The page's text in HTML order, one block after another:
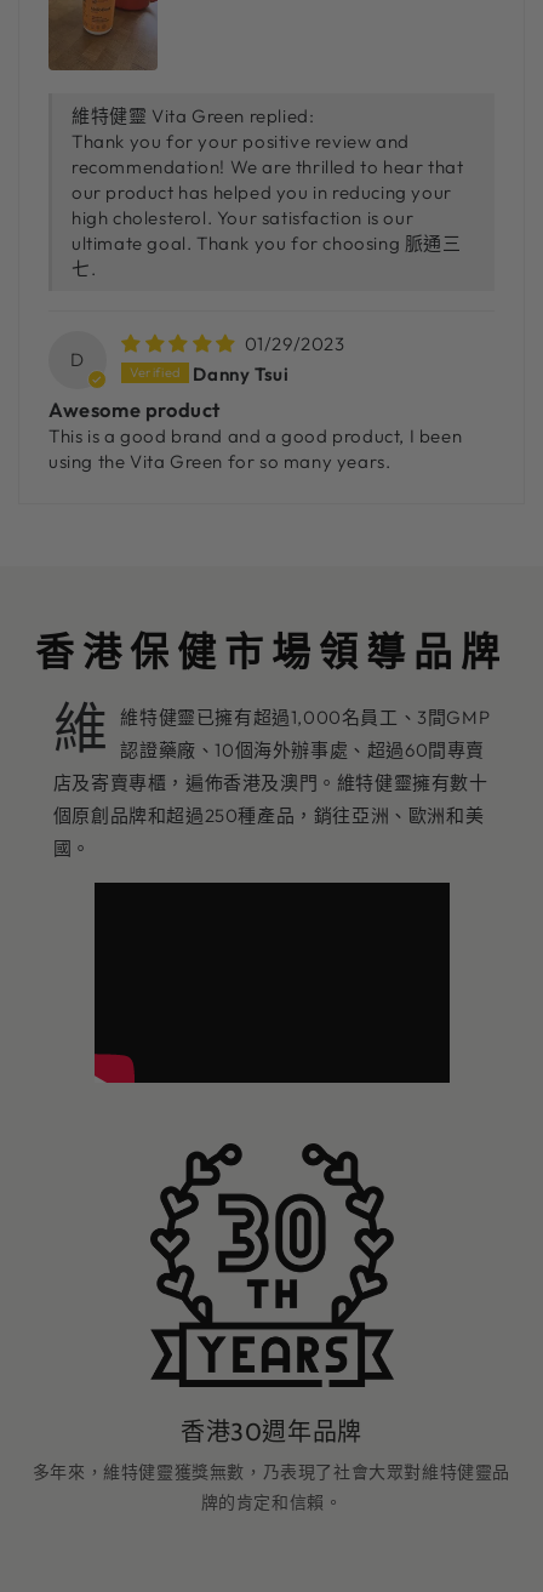
維特健靈 Vita Green replied:
Thank you for your positive review and
recommendation! We are thrilled to hear that
our product has helped you in reducing your
high cholesterol. Your satisfaction is our
ultimate goal. Thank you for choosing 脈通三
七.
D
01/29/2023
Danny Tsui
Awesome product
This is a good brand and a good product, I been
using the Vita Green for so many years.
香港保健市場領導品牌
維
維特健靈已擁有超過1,000名員工、3間GMP
認證藥廠、10個海外辦事處、超過60間專賣
店及寄賣專櫃，遍佈香港及澳門。維特健靈擁有數十
個原創品牌和超過250種產品，銷往亞洲、歐洲和美
國。
香港30週年品牌
多年來，維特健靈獲獎無數，乃表現了社會大眾對維特健靈品
牌的肯定和信賴。